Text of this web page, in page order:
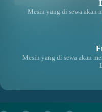
Mesin yang di sewa akan
Mesin yang di sewa akan